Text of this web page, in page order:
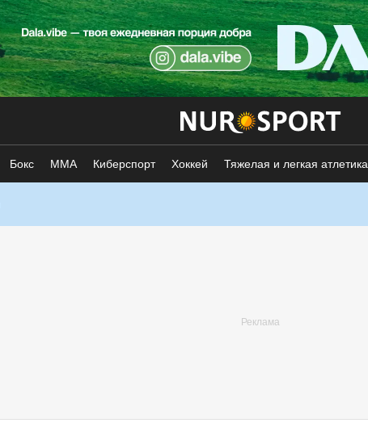
Бокс ММА Киберспорт Хоккей Тяжелая и легкая атлетика